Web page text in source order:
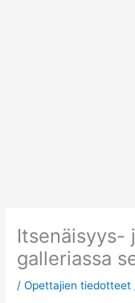
Itsenäisyys-
galleriassa
/Opettajien tiedotteet